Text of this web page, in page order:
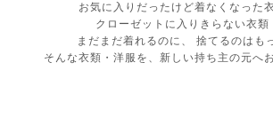
お気に入りだったけど着なくなった
クローゼットに入りきらない衣類
まだまだ着れるのに、 捨てるのはも
そんな衣類・洋服を、新しい持ち主の元へ